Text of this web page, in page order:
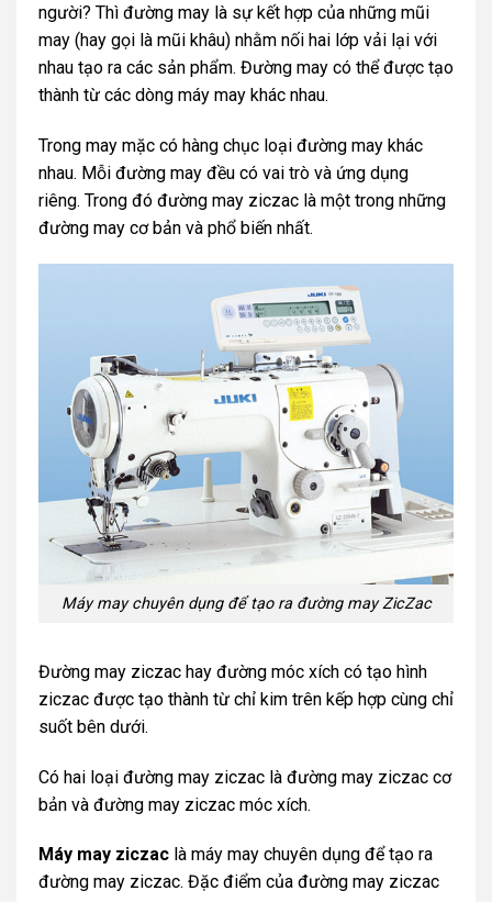
người? Thì đường may là sự kết hợp của những mũi
may (hay gọi là mũi khâu) nhằm nối hai lớp vải lại với
nhau tạo ra các sản phẩm. Đường may có thể được tạo
thành từ các dòng máy may khác nhau.
Trong may mặc có hàng chục loại đường may khác
nhau. Mỗi đường may đều có vai trò và ứng dụng
riêng. Trong đó đường may ziczac là một trong những
đường may cơ bản và phổ biến nhất.
Máy may chuyên dụng để tạo ra đường may ZicZac
Đường may ziczac hay đường móc xích có tạo hình
ziczac được tạo thành từ chỉ kim trên kếp hợp cùng chỉ
suốt bên dưới.
Có hai loại đường may ziczac là đường may ziczac cơ
bản và đường may ziczac móc xích.
Máy may ziczac là máy may chuyên dụng để tạo ra
đường may ziczac. Đặc điểm của đường may ziczac